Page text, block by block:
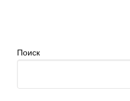
Поиск